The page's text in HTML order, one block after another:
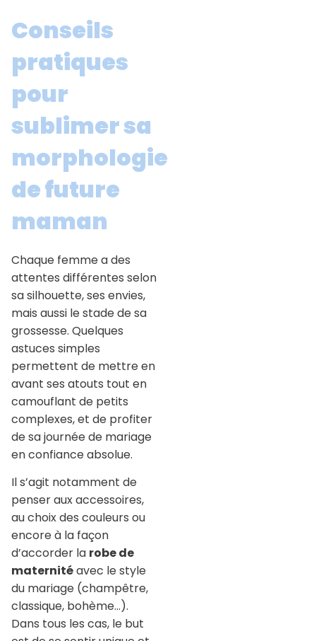
Conseils
pratiques
pour
sublimer sa
morphologie
de future
maman
Chaque femme a des
attentes différentes selon
sa silhouette, ses envies,
mais aussi le stade de sa
grossesse. Quelques
astuces simples
permettent de mettre en
avant ses atouts tout en
camouflant de petits
complexes, et de profiter
de sa journée de mariage
en confiance absolue.
Il s’agit notamment de
penser aux accessoires,
au choix des couleurs ou
encore à la façon
d’accorder la robe de
maternitéavec le style
du mariage (champêtre,
classique, bohème…).
Dans tous les cas, le but